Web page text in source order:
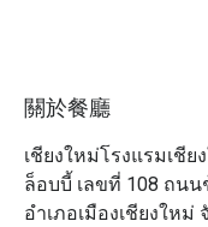
關於餐廳
เชียงใหม่โรงแรมเชี
ล็อบบี้ เลขที่ 108 ถน
อำเภอเมืองเชียงใหม่